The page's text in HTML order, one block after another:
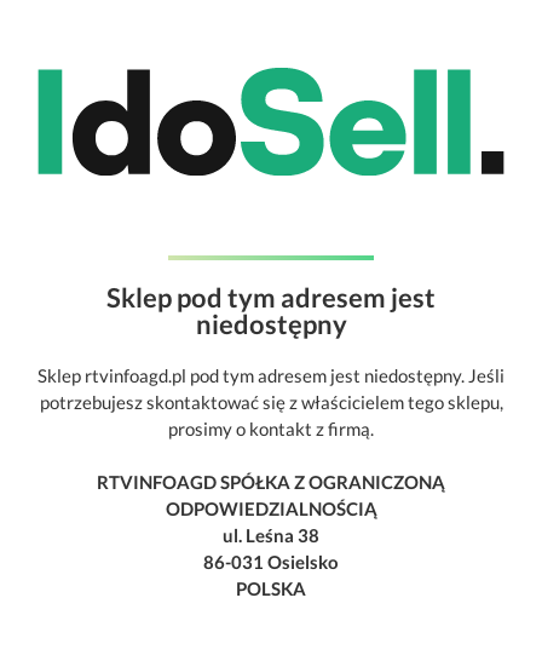
Sklep pod tym adresem jest
niedostępny
Sklep rtvinfoagd.pl pod tym adresem jest niedostępny. Jeśli
potrzebujesz skontaktować się z właścicielem tego sklepu,
prosimy o kontakt z firmą.
RTVINFOAGD SPÓŁKA Z OGRANICZONĄ
ODPOWIEDZIALNOŚCIĄ
ul. Leśna 38
86-031 Osielsko
POLSKA